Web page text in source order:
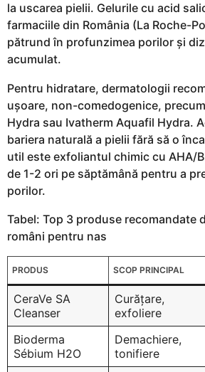
la uscarea pielii. Gelurile cu acid
farmaciile din România (La Roche-
pătrund în profunzimea porilor și
acumulat.
Pentru hidratare, dermatologii
ușoare, non-comedogenice,
Hydra sau Ivatherm Aquafil Hydra.
bariera naturală a pielii fără să o
util este exfoliantul chimic cu AHA/
de 1-2 ori pe săptămână pentru a
porilor.
Tabel: Top 3 produse recomandate
români pentru nas
PRODUS SCOP PRINCIPAL
CeraVe SA
Cleanser
Curățare,
exfoliere
Bioderma
Sébium H2O
Demachiere,
tonifiere